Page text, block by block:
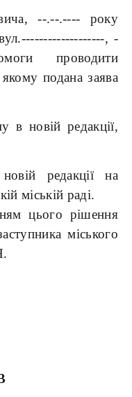
--.--.---- року
, -
проводити
подана заява
в новій редакції,
редакції на
міській раді.
цього рішення
міського